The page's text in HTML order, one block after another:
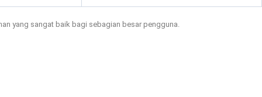
yang sangat baik bagi sebagian besar pengguna.